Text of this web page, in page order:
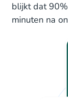
blijkt dat
minuten na